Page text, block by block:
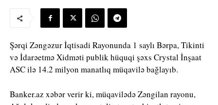
Şərqi Zəngəzur İqtisadi Rayonunda 1 saylı Bərpa, Tikinti
və İdarəetmə Xidməti publik hüquqi şəxs Crystal İnşaat
ASC ilə 14.2 milyon manatlıq müqavilə bağlayıb.
Banker.az xəbər verir ki, müqavilədə Zəngilan rayonu,